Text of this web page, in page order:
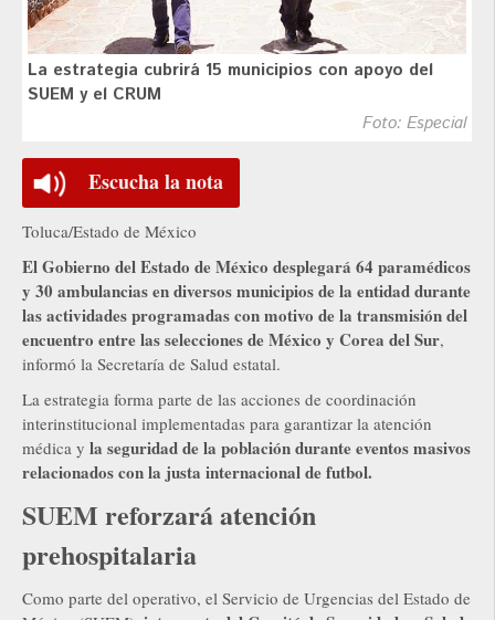
La estrategia cubrirá 15 municipios con apoyo del
SUEM y el CRUM
Foto: Especial
Escucha la nota
Toluca/Estado de México
El Gobierno del Estado de México desplegará 64 paramédicos
y 30 ambulancias en diversos municipios de la entidad durante
las actividades programadas con motivo de la transmisión del
encuentro entre las selecciones de México y Corea del Sur,
informó la Secretaría de Salud estatal.
La estrategia forma parte de las acciones de coordinación
interinstitucional implementadas para garantizar la atención
médica y la seguridad de la población durante eventos masivos
relacionados con la justa internacional de futbol.
SUEM reforzará atención
prehospitalaria
Como parte del operativo, el Servicio de Urgencias del Estado de